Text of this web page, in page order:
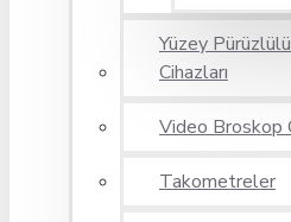
Yüzey
Cihazları
Video Broskop
Takometreler